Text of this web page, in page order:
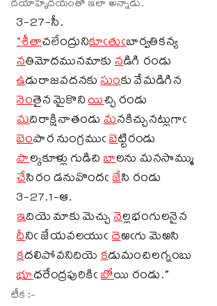
దయాహృదయంతో ఇలా అన్నాడు.
3-27-సీ.
“శీతాచలేంద్రునికూఁతుఁబార్వతికన్య
నతిమోదమునమాకునడిగి రండు
ఉడురాజవదనకుసుంకు వేమడిగిన
నెంతైన మైకొనియిచ్చి రండు
మదిరాక్షినాతండు మనకిచ్చునట్లుగాఁ
బెంపార నుంగ్రముఁబెట్టిరండు
పాల్కకూళ్లు గుడిచిబాలను మనసొమ్ము
చేసిరం డనువొందఁజేసి రండు
3-27.1-ఆ.
ఇదియె మాకు మెచ్చునెల్లభంగులనైన
దీనిఁ జేయవలయుఁదెఱఁగు మెఱసి
కదలిపోవనిదియెకడుమంచిలగ్నంబు
భూధరేంద్రపురికిఁబోయి రండు.”
టీక :-